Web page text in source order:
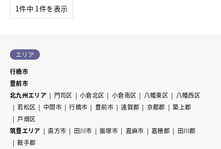
1件中 1件を表示
エリア
行橋市
豊前市
北九州エリア
門司区 小倉北区 小倉南区 八幡東区
八幡西区
若松区
中間市 行橋市 豊前市 遠賀郡 京都郡
築上郡
戸畑区
筑豊エリア
直方市 田川市 飯塚市 嘉麻市 嘉穂郡
田川郡
鞍手郡